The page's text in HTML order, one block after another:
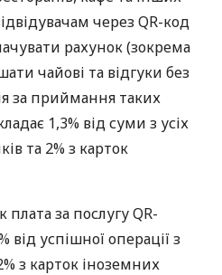
через QR-код
рахунок (зокрема
чайові та відгуки без
за приймання таких
1,3% від суми з усіх
та 2% з карток
за послугу QR-
від успішної операції з
з карток іноземних